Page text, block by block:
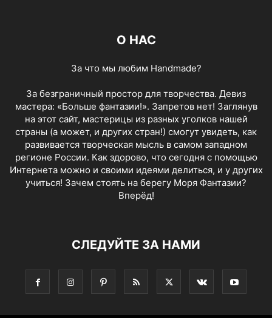
О НАС
За что мы любим Handmade?
За безграничный простор для творчества. Девиз
мастера: «Больше фантазии!». Запретов нет! Заглянув
на этот сайт, мастерицы из разных уголков нашей
страны (а может, и других стран!) смогут увидеть, как
развивается творческая мысль в самом западном
регионе России. Как здорово, что сегодня с помощью
Интернета можно и своими идеями делиться, и у других
учиться! Зачем стоять на берегу Моря Фантазии?
Вперёд!
СЛЕДУЙТЕ ЗА НАМИ